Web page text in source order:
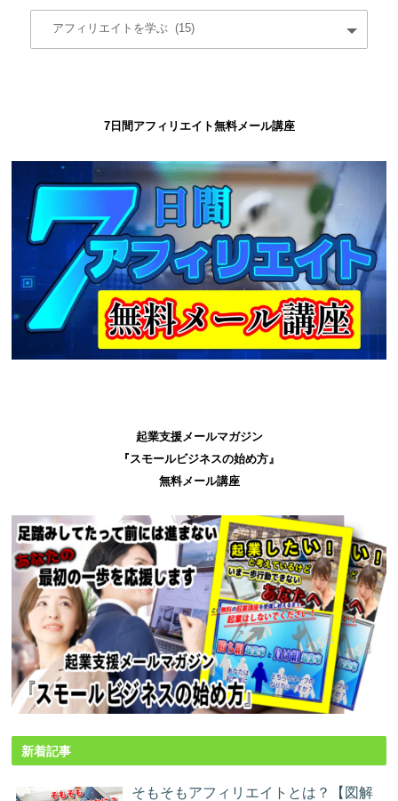
7日間アフィリエイト無料メール講座
起業支援メールマガジン
『スモールビジネスの始め方』
無料メール講座
新着記事
そもそもアフィリエイトとは？【図解